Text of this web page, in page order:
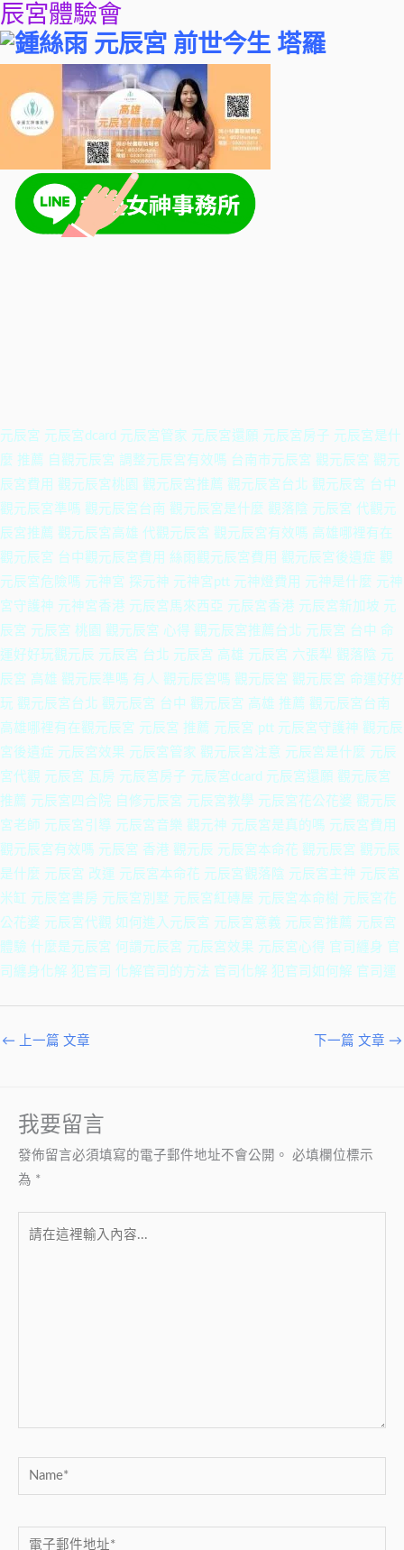
辰宮體驗會
元辰宮 元辰宮dcard 元辰宮管家 元辰宮還願 元辰宮房子 元辰宮是什
麼 推薦 自觀元辰宮 調整元辰宮有效嗎 台南市元辰宮 觀元辰宮 觀元
辰宮費用 觀元辰宮桃園 觀元辰宮推薦 觀元辰宮台北 觀元辰宮 台中
觀元辰宮準嗎 觀元辰宮台南 觀元辰宮是什麼 觀落陰 元辰宮 代觀元
辰宮推薦 觀元辰宮高雄 代觀元辰宮 觀元辰宮有效嗎 高雄哪裡有在
觀元辰宮 台中觀元辰宮費用 絲雨觀元辰宮費用 觀元辰宮後遺症 觀
元辰宮危險嗎 元神宮 探元神 元神宮ptt 元神燈費用 元神是什麼 元神
宮守護神 元神宮香港 元辰宮馬來西亞 元辰宮香港 元辰宮新加坡 元
辰宮 元辰宮 桃園 觀元辰宮 心得 觀元辰宮推薦台北 元辰宮 台中 命
運好好玩觀元辰 元辰宮 台北 元辰宮 高雄 元辰宮 六張犁 觀落陰 元
辰宮 高雄 觀元辰準嗎 有人 觀元辰宮嗎 觀元辰宮 觀元辰宮 命運好好
玩 觀元辰宮台北 觀元辰宮 台中 觀元辰宮 高雄 推薦 觀元辰宮台南
高雄哪裡有在觀元辰宮 元辰宮 推薦 元辰宮 ptt 元辰宮守護神 觀元辰
宮後遺症 元辰宮效果 元辰宮管家 觀元辰宮注意 元辰宮是什麼 元辰
宮代觀 元辰宮 瓦房 元辰宮房子 元辰宮dcard 元辰宮還願 觀元辰宮
推薦 元辰宮四合院 自修元辰宮 元辰宮教學 元辰宮花公花婆 觀元辰
宮老師 元辰宮引導 元辰宮音樂 觀元神 元辰宮是真的嗎 元辰宮費用
觀元辰宮有效嗎 元辰宮 香港 觀元辰 元辰宮本命花 觀元辰宮 觀元辰
是什麼 元辰宮 改運 元辰宮本命花 元辰宮觀落陰 元辰宮主神 元辰宮
米缸 元辰宮書房 元辰宮別墅 元辰宮紅磚屋 元辰宮本命樹 元辰宮花
公花婆 元辰宮代觀 如何進入元辰宮 元辰宮意義 元辰宮推薦 元辰宮
體驗 什麼是元辰宮 何謂元辰宮 元辰宮效果 元辰宮心得 官司纏身 官
司纏身化解 犯官司 化解官司的方法 官司化解 犯官司如何解 官司運
← 上一篇 文章 下一篇 文章 →
我要留言
發佈留言必須填寫的電子郵件地址不會公開。 必填欄位標示
為 *
Name*
電